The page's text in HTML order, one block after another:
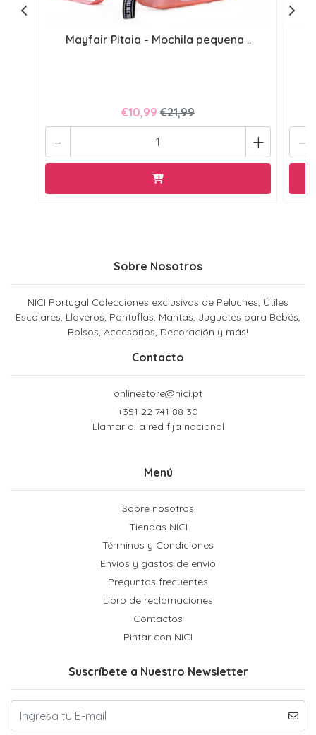
Mayfair Pitaia - Mochila pequena ..
€10,99 €21,99
+
- -
Sobre Nosotros
NICI Portugal Colecciones exclusivas de Peluches, Útiles
Escolares, Llaveros, Pantuflas, Mantas, Juguetes para Bebés,
Bolsos, Accesorios, Decoración y más!
Contacto
onlinestore@nici.pt
+351 22 741 88 30
Llamar a la red fija nacional
Menú
Sobre nosotros
Tiendas NICI
Términos y Condiciones
Envíos y gastos de envío
Preguntas frecuentes
Libro de reclamaciones
Contactos
Pintar con NICI
Suscríbete a Nuestro Newsletter